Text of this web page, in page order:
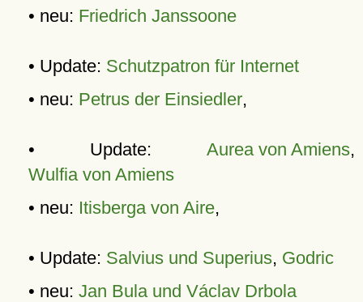
• neu: Friedrich Janssoone
• Update: Schutzpatron für Internet
• neu: Petrus der Einsiedler,
• Update: Aurea von Amiens,
Wulfia von Amiens
• neu: Itisberga von Aire,
• Update: Salvius und Superius, Godric
• neu: Jan Bula und Václav Drbola